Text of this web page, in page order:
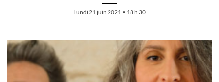
Lundi 21 juin 2021 • 18 h 30